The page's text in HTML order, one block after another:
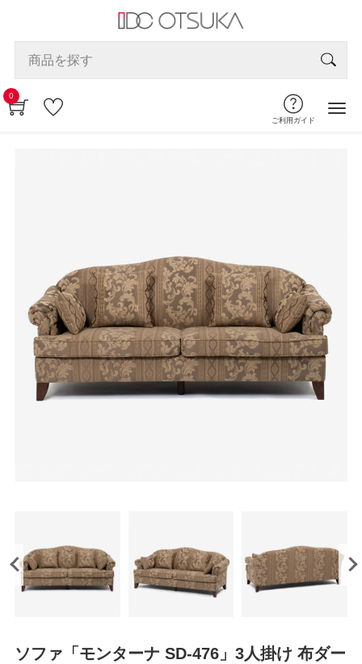
0
ご利用ガイド
ソファ「モンターナ SD-476」3人掛け 布ダー